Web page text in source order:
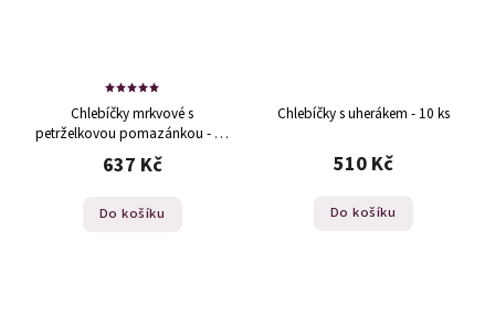
Chlebíčky mrkvové s
petrželkovou pomazánkou - 13
ks
637 Kč
Do košíku
Chlebíčky s uherákem - 10 ks
510 Kč
Do košíku